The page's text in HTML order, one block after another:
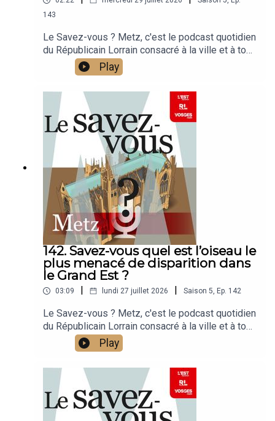
143
Le Savez-vous ? Metz, c'est le podcast quotidien
du Républicain Lorrain consacré à la ville et à tout
ce que vous ignorez sur elle.Un podcast raconté
par Jean-Marie Russe basé sur les articles
réalisés par la rédaction locale de Metz.
Play
142. Savez-vous quel est l’oiseau le
plus menacé de disparition dans
le Grand Est ?
03:09 lundi 27 juillet 2026 Saison 5, Ep. 142
Le Savez-vous ? Metz, c'est le podcast quotidien
du Républicain Lorrain consacré à la ville et à tout
ce que vous ignorez sur elle.Un podcast raconté
par Jean-Marie Russe basé sur les articles
réalisés par la rédaction locale de Metz.
Play